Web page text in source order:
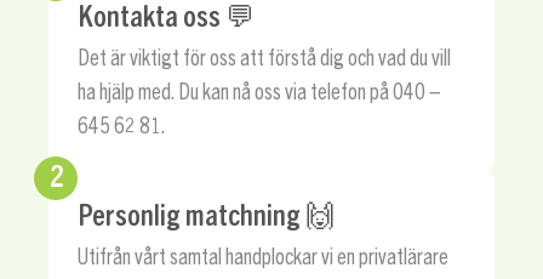
Kontakta oss 💬
Det är viktigt för oss att förstå dig och vad du vill
ha hjälp med. Du kan nå oss via telefon på 040 –
645 62 81.
2
Personlig matchning 🙌
Utifrån vårt samtal handplockar vi en privatlärare